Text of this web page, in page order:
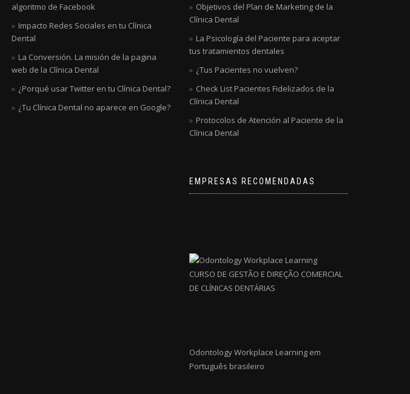
algoritmo de Facebook
Impacto Redes Sociales en tu Clínica
Dental
La Conversión. La misión de la pagina
web de la Clínica Dental
¿Porqué usar Twitter en tu Clínica Dental?
¿Tu Clínica Dental no aparece en Google?
Objetivos del Plan de Marketing de la
Clínica Dental
La Psicología del Paciente para aceptar
tus tratamientos dentales
¿Tus Pacientes no vuelven?
Check List Pacientes Fidelizados de la
Clínica Dental
Protocolos de Atención al Paciente de la
Clínica Dental
EMPRESAS RECOMENDADAS
CURSO DE GESTÃO E DIREÇÃO COMERCIAL
DE CLÍNICAS DENTÁRIAS
Odontology Workplace Learning em
Português brasileiro